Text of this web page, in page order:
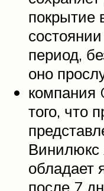
покрытие
период,
оно
компания
того, что
Винилюкс
обладает
после 7